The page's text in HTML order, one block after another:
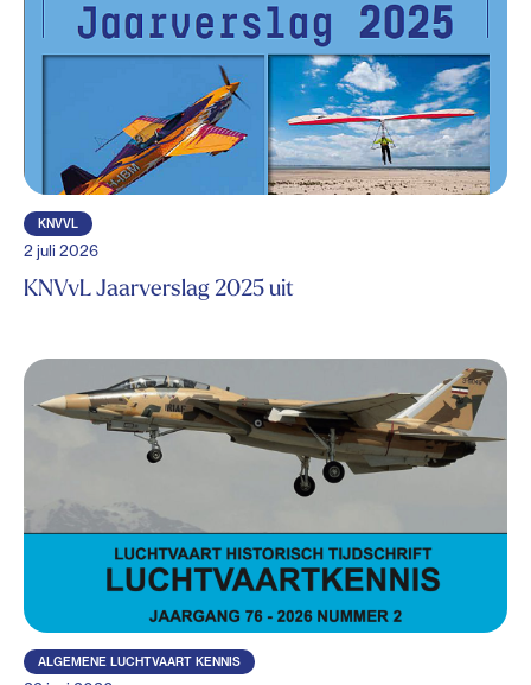
KNVVL
2 juli 2026
KNVvL Jaarverslag 2025 uit
ALGEMENE LUCHTVAART KENNIS